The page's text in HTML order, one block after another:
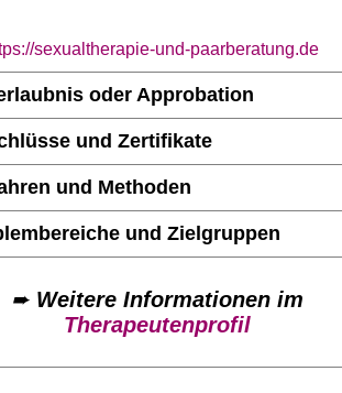
sexualtherapie-und-paarberatung.de
oder Approbation
und Zertifikate
und Methoden
und Zielgruppen
➨ Weitere Informationen im
Therapeutenprofil